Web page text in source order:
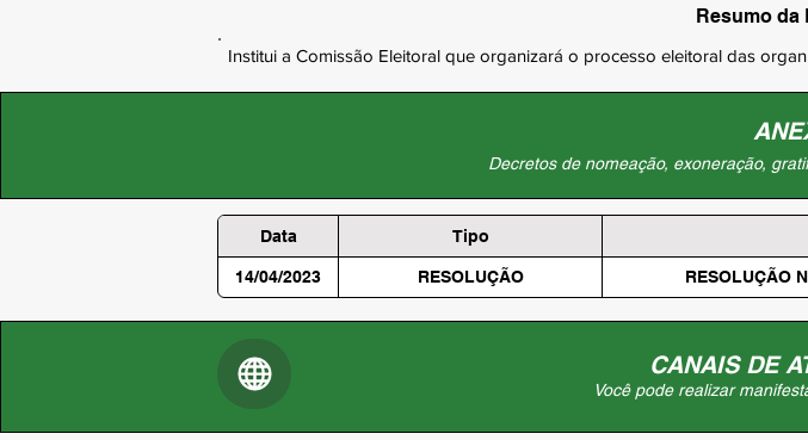
Resumo da
Institui a Comissão Eleitoral que organizará o processo eleitoral das
Decretos de nomeação, exoneração,
Data Tipo
14/04/2023 RESOLUÇÃO RESOLUÇÃO
CANAIS DE
Você pode realizar